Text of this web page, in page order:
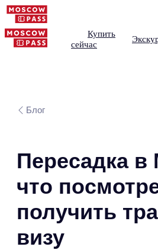
Купить
сейчас
Блог
Пересадка в
что
получить
визу